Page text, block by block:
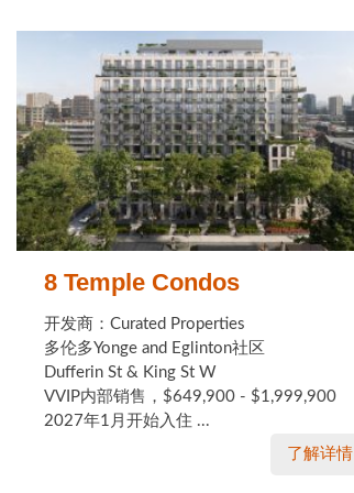
8 Temple Condos
开发商：Curated Properties
多伦多Yonge and Eglinton社区
Dufferin St & King St W
VVIP内部销售，$649,900 - $1,999,900
2027年1月开始入住 ...
了解详情